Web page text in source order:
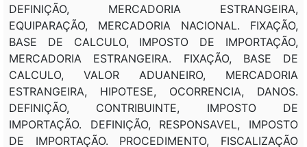
DEFINIÇÃO, MERCADORIA ESTRANGEIRA,
EQUIPARAÇÃO, MERCADORIA NACIONAL. FIXAÇÃO,
BASE DE CALCULO, IMPOSTO DE IMPORTAÇÃO,
MERCADORIA ESTRANGEIRA. FIXAÇÃO, BASE DE
CALCULO, VALOR ADUANEIRO, MERCADORIA
ESTRANGEIRA, HIPOTESE, OCORRENCIA, DANOS.
DEFINIÇÃO, CONTRIBUINTE, IMPOSTO DE
IMPORTAÇÃO. DEFINIÇÃO, RESPONSAVEL, IMPOSTO
DE IMPORTAÇÃO. PROCEDIMENTO, FISCALIZAÇÃO